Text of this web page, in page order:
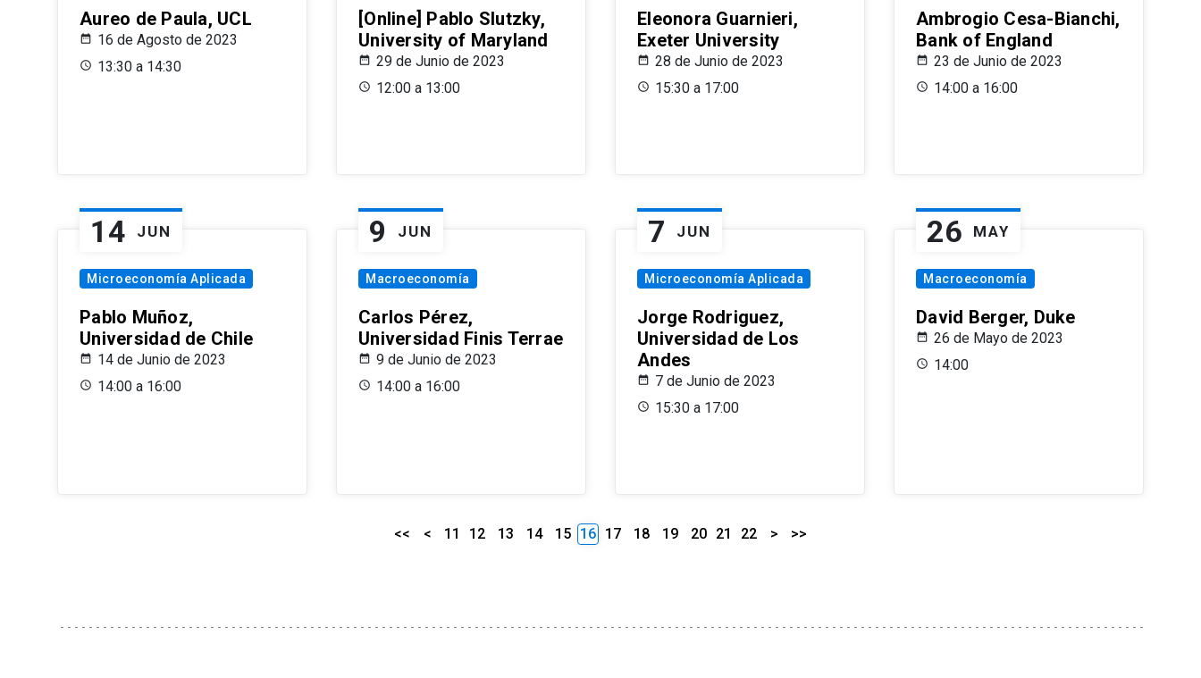
Aureo de Paula, UCL
16 de Agosto de 2023
13:30 a 14:30
[Online] Pablo Slutzky,
University of Maryland
29 de Junio de 2023
12:00 a 13:00
Eleonora Guarnieri,
Exeter University
28 de Junio de 2023
15:30 a 17:00
Ambrogio Cesa-Bianchi,
Bank of England
23 de Junio de 2023
14:00 a 16:00
14 JUN
Microeconomía Aplicada
Pablo Muñoz,
Universidad de Chile
14 de Junio de 2023
14:00 a 16:00
9 JUN
Macroeconomía
Carlos Pérez,
Universidad Finis Terrae
9 de Junio de 2023
14:00 a 16:00
7 JUN
Microeconomía Aplicada
Jorge Rodriguez,
Universidad de Los
Andes
7 de Junio de 2023
15:30 a 17:00
26 MAY
Macroeconomía
David Berger, Duke
26 de Mayo de 2023
14:00
<< < 11 12 13 14 15 16 17 18 19 20 21 22 > >>